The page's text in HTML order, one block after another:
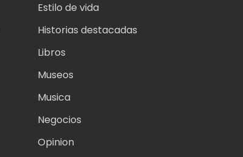
Estilo de vida
Historias destacadas
Libros
Museos
Musica
Negocios
Opinion